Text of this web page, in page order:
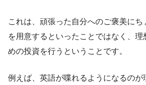
これは、頑張った自分へのご褒美に
を用意するといったことではなく、理
めの投資を行うということです。
例えば、英語が喋れるようになるのが